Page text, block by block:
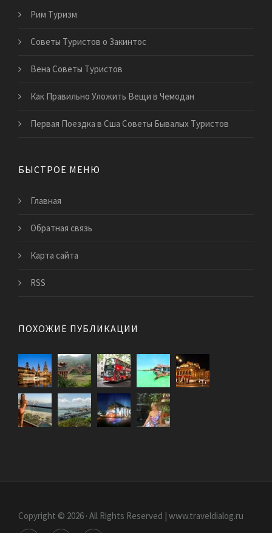
Рим Туризм
Советы Туристов о Закинтос
Вена Советы Туристов
Как Правильно Уложить Вещи в Чемодан
Первая Поездка в Сша Советы Бывалых Туристов
БЫСТРОЕ МЕНЮ
Главная
Обратная связь
Карта сайта
RSS
ПОХОЖИЕ ПУБЛИКАЦИИ
Copyright © 2026 · All Rights Reserved | www.traveldialog.ru